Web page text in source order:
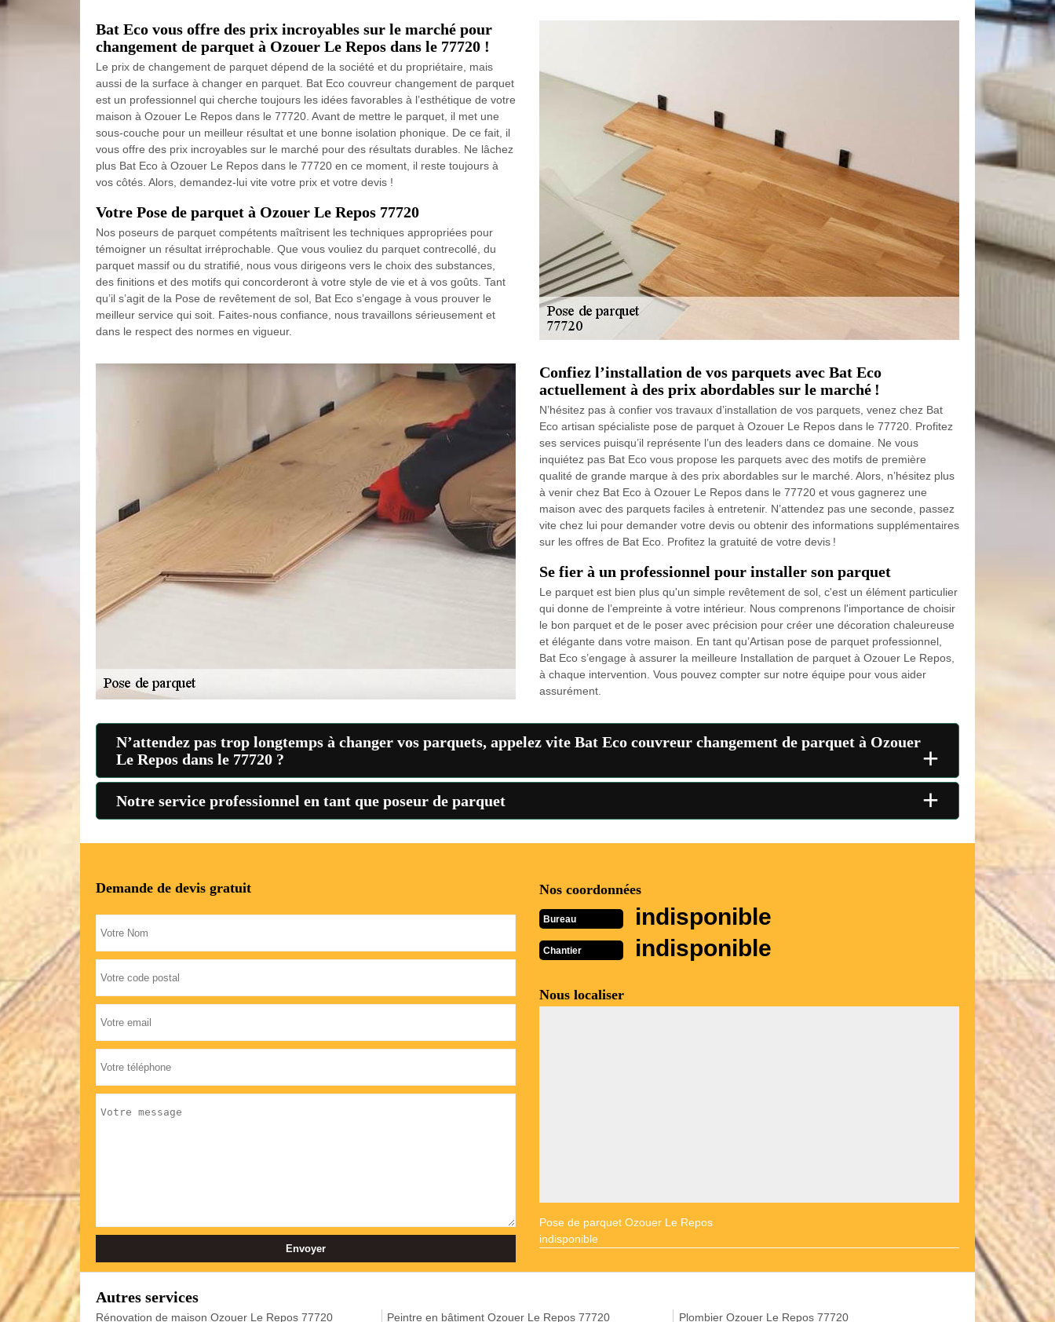
Bat Eco vous offre des prix incroyables sur le marché pour
changement de parquet à Ozouer Le Repos dans le 77720 !
Le prix de changement de parquet dépend de la société et du propriétaire, mais
aussi de la surface à changer en parquet. Bat Eco couvreur changement de parquet
est un professionnel qui cherche toujours les idées favorables à l’esthétique de votre
maison à Ozouer Le Repos dans le 77720. Avant de mettre le parquet, il met une
sous-couche pour un meilleur résultat et une bonne isolation phonique. De ce fait, il
vous offre des prix incroyables sur le marché pour des résultats durables. Ne lâchez
plus Bat Eco à Ozouer Le Repos dans le 77720 en ce moment, il reste toujours à
vos côtés. Alors, demandez-lui vite votre prix et votre devis !
Votre Pose de parquet à Ozouer Le Repos 77720
Nos poseurs de parquet compétents maîtrisent les techniques appropriées pour
témoigner un résultat irréprochable. Que vous vouliez du parquet contrecollé, du
parquet massif ou du stratifié, nous vous dirigeons vers le choix des substances,
des finitions et des motifs qui concorderont à votre style de vie et à vos goûts. Tant
qu’il s’agit de la Pose de revêtement de sol, Bat Eco s’engage à vous prouver le
meilleur service qui soit. Faites-nous confiance, nous travaillons sérieusement et
dans le respect des normes en vigueur.
Confiez l’installation de vos parquets avec Bat Eco
actuellement à des prix abordables sur le marché !
N’hésitez pas à confier vos travaux d’installation de vos parquets, venez chez Bat
Eco artisan spécialiste pose de parquet à Ozouer Le Repos dans le 77720. Profitez
ses services puisqu’il représente l’un des leaders dans ce domaine. Ne vous
inquiétez pas Bat Eco vous propose les parquets avec des motifs de première
qualité de grande marque à des prix abordables sur le marché. Alors, n’hésitez plus
à venir chez Bat Eco à Ozouer Le Repos dans le 77720 et vous gagnerez une
maison avec des parquets faciles à entretenir. N’attendez pas une seconde, passez
vite chez lui pour demander votre devis ou obtenir des informations supplémentaires
sur les offres de Bat Eco. Profitez la gratuité de votre devis !
Se fier à un professionnel pour installer son parquet
Le parquet est bien plus qu'un simple revêtement de sol, c'est un élément particulier
qui donne de l’empreinte à votre intérieur. Nous comprenons l'importance de choisir
le bon parquet et de le poser avec précision pour créer une décoration chaleureuse
et élégante dans votre maison. En tant qu’Artisan pose de parquet professionnel,
Bat Eco s’engage à assurer la meilleure Installation de parquet à Ozouer Le Repos,
à chaque intervention. Vous pouvez compter sur notre équipe pour vous aider
assurément.
N’attendez pas trop longtemps à changer vos parquets, appelez vite Bat Eco couvreur changement de parquet à Ozouer
Le Repos dans le 77720 ?
+
Notre service professionnel en tant que poseur de parquet +
Demande de devis gratuit Nos coordonnées
Bureau indisponible
Chantier indisponible
Nous localiser
Pose de parquet Ozouer Le Repos
indisponible
Autres services
Rénovation de maison Ozouer Le Repos 77720 Peintre en bâtiment Ozouer Le Repos 77720 Plombier Ozouer Le Repos 77720